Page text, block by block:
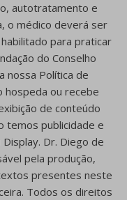
autotratamento e
o médico deverá ser
para praticar
do Conselho
nossa Política de
hospeda ou recebe
de conteúdo
temos publicidade e
Dr. Diego de
pela produção,
presentes neste
Todos os direitos